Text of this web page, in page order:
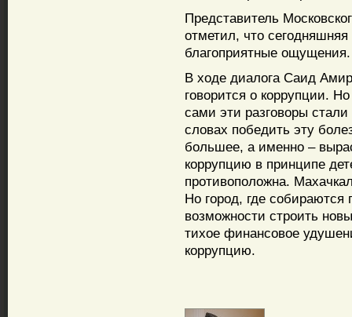
Представитель
отметил, что
благоприятные ощущения.
В ходе диалога Саид
говорится о коррупции.
сами эти разговоры
словах победить эту
большее, а именно –
коррупцию в принципе
противоположна.
Но город, где собираются
возможности строить
тихое финансовое
коррупцию.